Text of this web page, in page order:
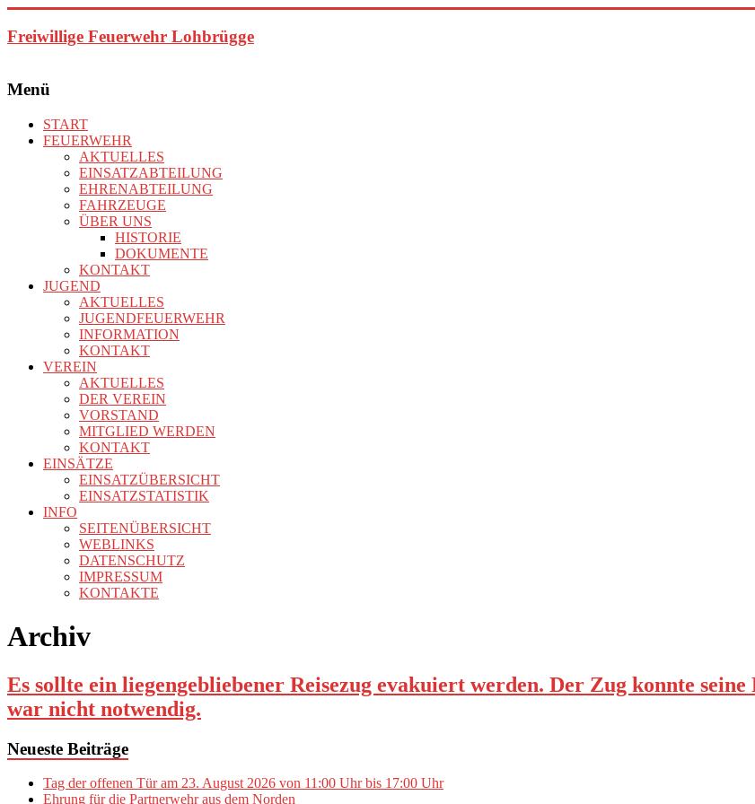
Inhalt
springen
Freiwillige Feuerwehr Lohbrügge
Menü
START
FEUERWEHR
AKTUELLES
EINSATZABTEILUNG
EHRENABTEILUNG
FAHRZEUGE
ÜBER UNS
HISTORIE
DOKUMENTE
KONTAKT
JUGEND
AKTUELLES
JUGENDFEUERWEHR
INFORMATION
KONTAKT
VEREIN
AKTUELLES
DER VEREIN
VORSTAND
MITGLIED WERDEN
KONTAKT
EINSÄTZE
EINSATZÜBERSICHT
EINSATZSTATISTIK
INFO
SEITENÜBERSICHT
WEBLINKS
DATENSCHUTZ
IMPRESSUM
KONTAKTE
Archiv
Es sollte ein liegengebliebener Reisezug evakuiert werden. Der Zug konnte
war nicht notwendig.
Neueste Beiträge
Tag der offenen Tür am 23. August 2026 von 11:00 Uhr bis 17:00 Uhr
Ehrung für die Partnerwehr aus dem Norden